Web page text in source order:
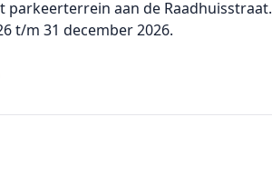
aan de Raadhuisstraat.
t/m 31 december 2026.